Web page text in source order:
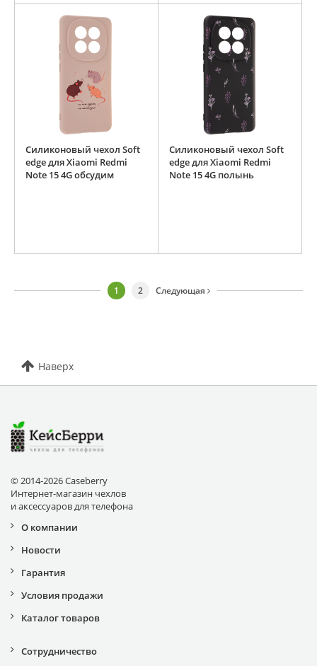
Силиконовый чехол Soft
edge для Xiaomi Redmi
Note 15 4G обсудим
Силиконовый чехол Soft
edge для Xiaomi Redmi
Note 15 4G полынь
1 2 Следующая
Наверх
© 2014-2026 Caseberry
Интернет-магазин чехлов
и аксессуаров для телефона
О компании
Новости
Гарантия
Условия продажи
Каталог товаров
Сотрудничество